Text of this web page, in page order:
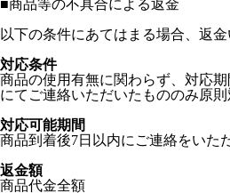
■商品等の不具合による返金
以下の条件にあてはまる場合、返金
対応条件
商品の使用有無に関わらず、対応
にてご連絡いただいたもののみ原則
対応可能期間
商品到着後7日以内にご連絡をいた
返金額
商品代金全額